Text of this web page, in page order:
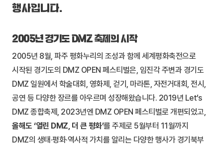
행사입니다.
2005년 경기도 DMZ 축제의 시작
2005년 8월, 파주 평화누리의 조성과 함께 세계평화축전으로
시작된 경기도의 DMZ OPEN 페스티벌은, 임진각 주변과 경기도
DMZ 일원에서 학술대회, 영화제, 걷기, 마라톤, 자전거대회, 전시,
공연 등 다양한 장르를 아우르며 성장해왔습니다. 2019년 Let’s
DMZ 종합축제, 2023년엔 DMZ OPEN 페스티벌로 개편되었고,
올해도 ‘열린 DMZ, 더 큰 평화’를 주제로 5월부터 11월까지
DMZ의 생태·평화·역사적 가치를 알리는 다양한 행사가 경기북부